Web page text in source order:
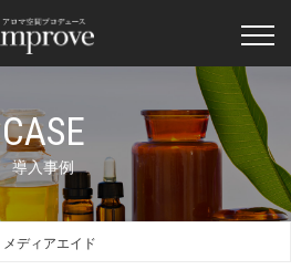
CASE
導入事例
メディアエイド